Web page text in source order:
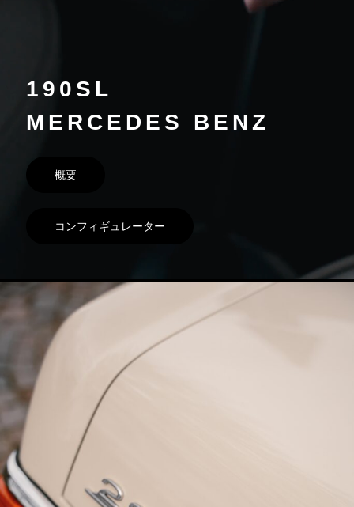
190SL
MERCEDES BENZ
概要
コンフィギュレーター